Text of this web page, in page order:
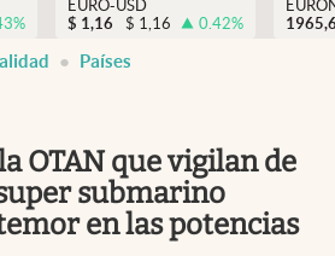
USA
%
EURO-USD
$ 1,16 $ 1,16 0.42%
Países
OTAN que vigilan de
submarino
en las potencias